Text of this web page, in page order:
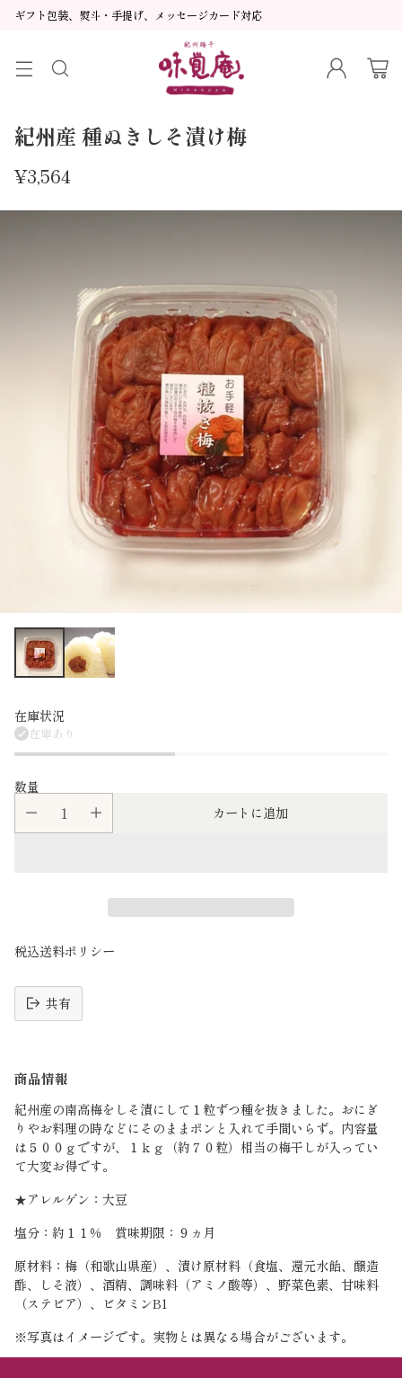
ギフト包装、熨斗・手提げ、メッセージカード対応
紀州産 種ぬきしそ漬け梅
通
常
¥3,564
在庫状況
在庫あり
数量
カートに追加
税込送料ポリシー
共有
み
込
み
中
商品情報
紀州産の南高梅をしそ漬にして１粒ずつ種を抜きました。おにぎ
りやお料理の時などにそのままポンと入れて手間いらず。内容量
は５００ｇですが、１ｋｇ（約７０粒）相当の梅干しが入ってい
て大変お得です。
★アレルゲン：大豆
塩分：約１１％ 賞味期限：９ヵ月
原材料：梅（和歌山県産）、漬け原材料（食塩、還元水飴、醸造
酢、しそ液）、酒精、調味料（アミノ酸等）、野菜色素、甘味料
（ステビア）、ビタミンB1
※写真はイメージです。実物とは異なる場合がございます。